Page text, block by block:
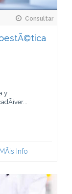
Consultar
y
MÃ¡s Info